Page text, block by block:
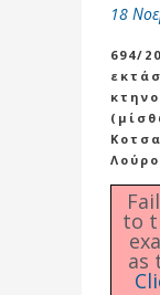
18
694/
to
as